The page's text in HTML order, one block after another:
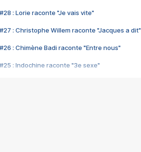
#28 : Lorie raconte "Je vais vite"
#27 : Christophe Willem raconte "Jacques a dit"
#26 : Chimène Badi raconte "Entre nous"
#25 : Indochine raconte "3e sexe"